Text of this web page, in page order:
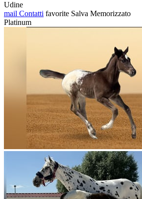
Udine
mail Contatti favorite Salva Memorizzato
Platinum